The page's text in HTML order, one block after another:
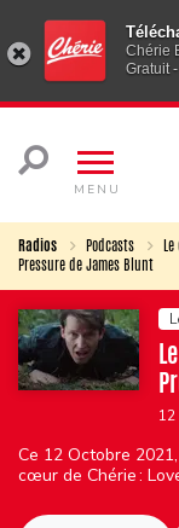
Chérie
Gratuit
MENU
Radios Podcasts
Pressure de James Blunt
Ce 12 Octobre
cœur de Chérie :